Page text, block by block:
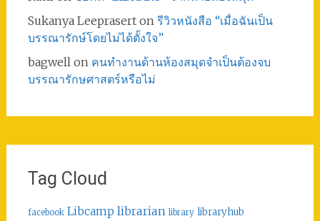
Sukanya Leepraserton รีวิวหนังสือ “เมื่อฉันเป็น
บรรณารักษ์โดยไม่ได้ตั้งใจ”
bagwell on คนทำงานด้านห้องสมุดจำเป็นต้องจบ
บรรณารักษศาสตร์หรือไม่
Tag Cloud
facebook Libcamp librarian library libraryhub